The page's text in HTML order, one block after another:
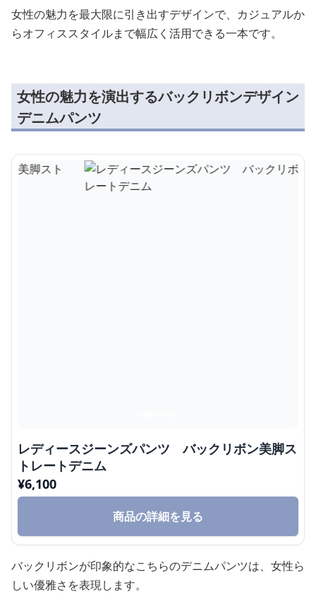
女性の魅力を最大限に引き出すデザインで、カジュアルか
らオフィススタイルまで幅広く活用できる一本です。
女性の魅力を演出するバックリボンデザイン
デニムパンツ
レディースジーンズパンツ バックリボン美脚ス
トレートデニム
¥6,100
商品の詳細を見る
バックリボンが印象的なこちらのデニムパンツは、女性ら
しい優雅さを表現します。